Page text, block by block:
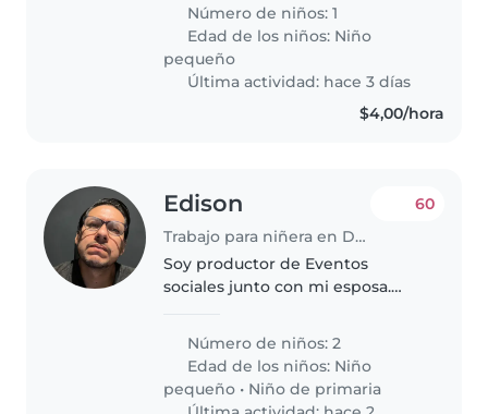
acompañar a la familia a una
cena y atender al bebé Nuestro..
Número de niños: 1
Edad de los niños: Niño
pequeño
Última actividad: hace 3 días
$4,00/hora
Edison
Trabajo para niñera en Daule
60
Soy productor de Eventos
sociales junto con mi esposa.
años) estamos en búsqueda de
asistente doméstica 3 veces por
semana (lunes, miércoles y
viernes)..
Número de niños: 2
Edad de los niños: Niño
pequeño • Niño de primaria